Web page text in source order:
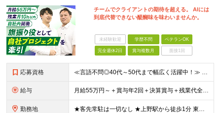
チームでクライアントの期待を超える。 AIには
到底代替できない醍醐味を味わいませんか。
未経験歓迎 学歴不問 ベテランOK
完全週休2日 賞与複数月 面接1回
応募資格 ≪言語不問◎40代～50代まで幅広く活躍中！≫ ■学歴不問 ■開発経験をお持ちの方 ★PM/PL、社内管理職などマネジメント経験をお持ちの方は優遇します！
給与 月給55万円～＋賞与年2回＋決算賞与＋残業代全額支給＋各手当 ※月給の金額は経験やスキルを考慮して、決定します ※残業代は別途全額支給します ※試用期間6ヶ月（期間中の給与・待遇に差異はありません）
勤務地 ★客先常駐は一切なし ★上野駅から徒歩1分 東京都台東区東上野3丁目18-7 上野駅前ビル ※（変更の範囲）上記を除く当社関連勤務地